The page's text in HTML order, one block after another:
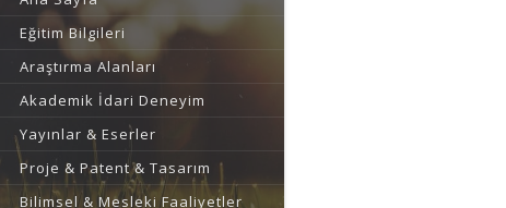
Eğitim Bilgileri
Araştırma Alanları
Akademik İdari Deneyim
Yayınlar & Eserler
Proje & Patent & Tasarım
Bilimsel & Mesleki Faaliyetler